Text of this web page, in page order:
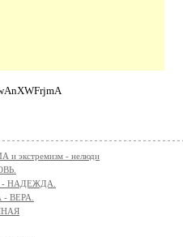
экстремизм - нелюди
- НАДЕЖДА.
ВЕРА.